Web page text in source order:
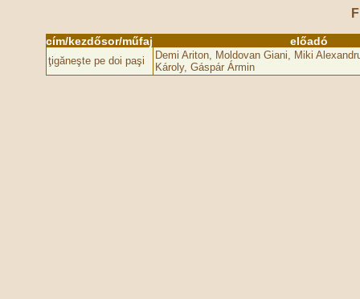
cím/kezdősor/műfaj előadó
ţigăneşte pe doi paşi
Demi Ariton, Moldovan Giani, Miki
Károly, Gáspár Ármin